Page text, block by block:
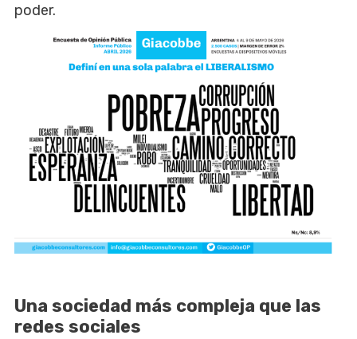
poder.
Una sociedad más compleja que las
redes sociales